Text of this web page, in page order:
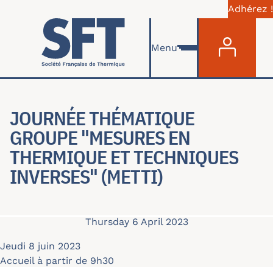
Skip to main content
Adhérez !
Menu
JOURNÉE THÉMATIQUE
GROUPE "MESURES EN
THERMIQUE ET TECHNIQUES
INVERSES" (METTI)
Thursday 6 April 2023
Jeudi 8 juin 2023
Accueil à partir de 9h30